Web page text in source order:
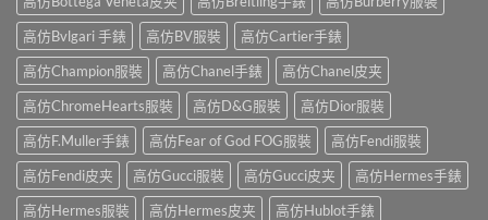
高仿Bvlgari 手錶
高仿BV服裝
高仿Cartier手錶
高仿Champion服裝
高仿Chanel手錶
高仿Chanel皮夹
高仿ChromeHearts服裝
高仿D&G服裝
高仿Dior服裝
高仿F.Muller手錶
高仿Fear of God FOG服裝
高仿Fendi服裝
高仿Fendi皮夹
高仿Gucci服裝 高仿Gucci皮夹
高仿Hermes手錶
高仿Hermes服裝
高仿Hermes皮夹
高仿Hublot手錶